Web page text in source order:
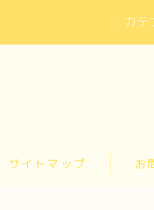
カテ
サイトマップ お